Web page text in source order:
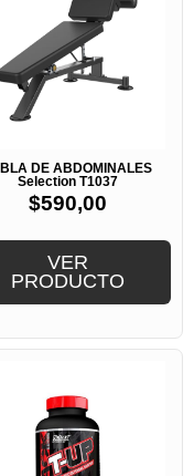
DE ABDOMINALES
Selection T1037
$590,00
VER
PRODUCTO